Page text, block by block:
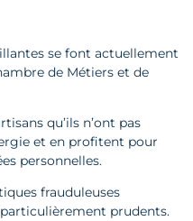
se font actuellement
de Métiers et de
qu’ils n’ont pas
et en profitent pour
personnelles.
frauduleuses
prudents.